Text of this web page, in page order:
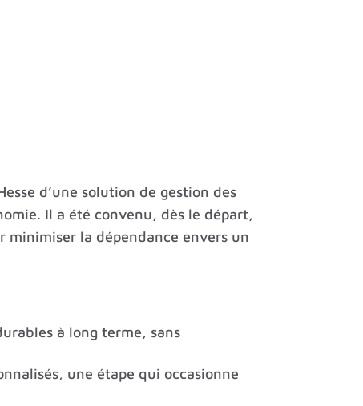
d’une solution de gestion des
Il a été convenu, dès le départ,
minimiser la dépendance envers un
à long terme, sans
une étape qui occasionne